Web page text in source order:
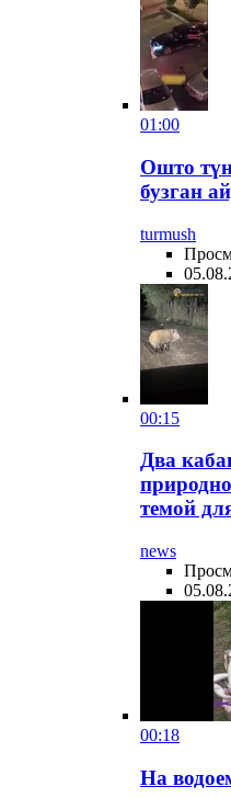
01:00
Ошто
бузган
turmush
00:15
Два
темой
news
00:18
На